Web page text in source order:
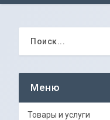
Товары и услуги